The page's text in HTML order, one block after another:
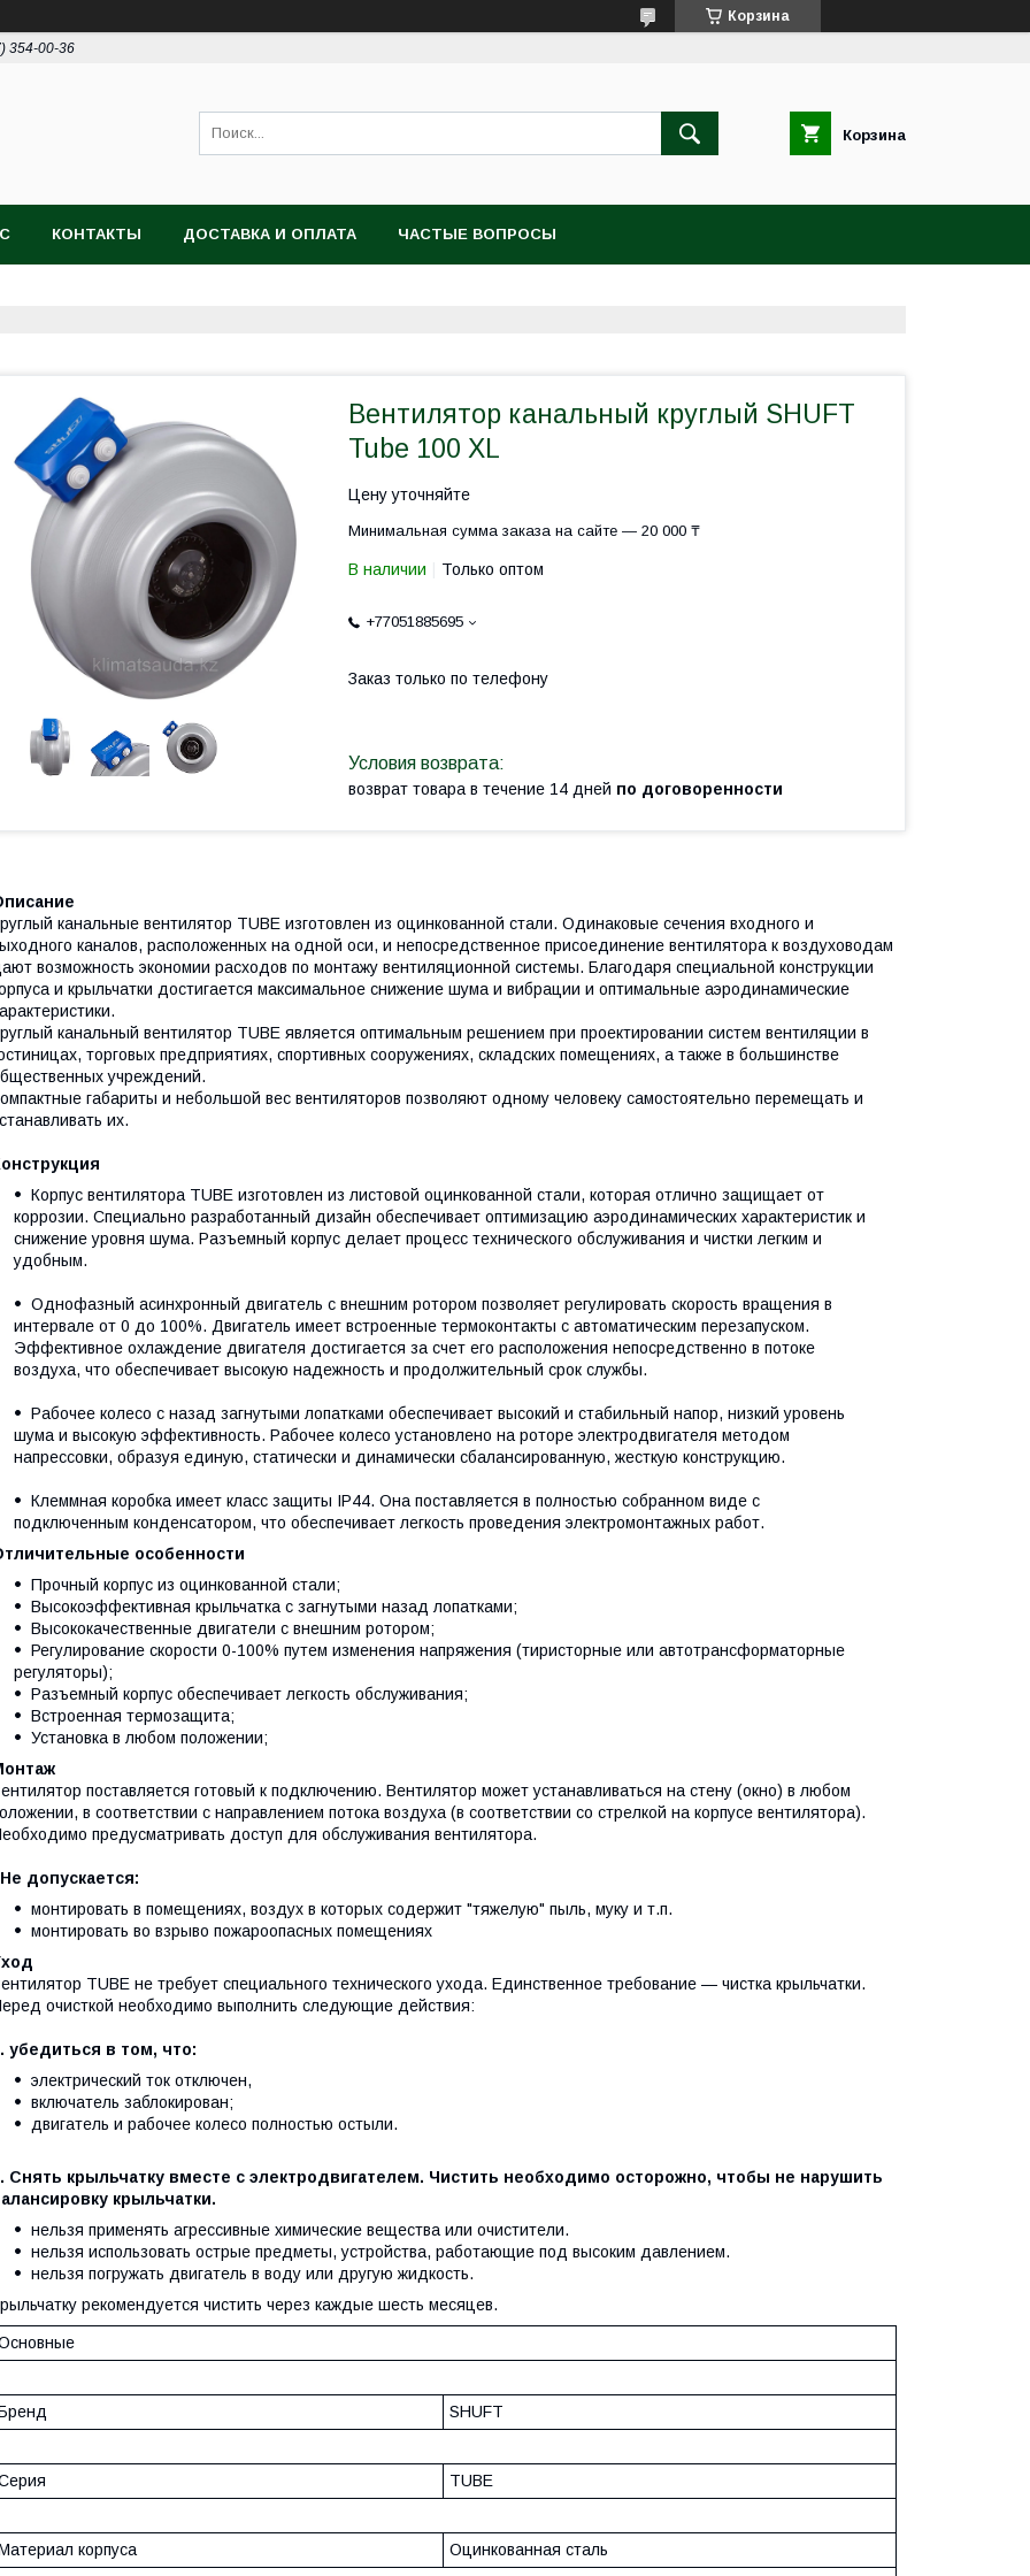
Корзина
354-00-36
Корзина
КОНТАКТЫ ДОСТАВКА И ОПЛАТА ЧАСТЫЕ ВОПРОСЫ
Вентилятор канальный круглый SHUFT
Tube 100 XL
Цену уточняйте
Минимальная сумма заказа на сайте — 20 000 ₸
В наличии Только оптом
+77051885695
Заказ только по телефону
возврат товара в течение 14 дней по договоренности
канальные вентилятор TUBE изготовлен из оцинкованной стали. Одинаковые сечения входного и
каналов, расположенных на одной оси, и непосредственное присоединение вентилятора к воздуховодам
возможность экономии расходов по монтажу вентиляционной системы. Благодаря специальной конструкции
и крыльчатки достигается максимальное снижение шума и вибрации и оптимальные аэродинамические
канальный вентилятор TUBE является оптимальным решением при проектировании систем вентиляции в
торговых предприятиях, спортивных сооружениях, складских помещениях, а также в большинстве
учреждений.
габариты и небольшой вес вентиляторов позволяют одному человеку самостоятельно перемещать и
их.
Корпус вентилятора TUBE изготовлен из листовой оцинкованной стали, которая отлично защищает от
коррозии. Специально разработанный дизайн обеспечивает оптимизацию аэродинамических характеристик и
снижение уровня шума. Разъемный корпус делает процесс технического обслуживания и чистки легким и
удобным.
Однофазный асинхронный двигатель с внешним ротором позволяет регулировать скорость вращения в
интервале от 0 до 100%. Двигатель имеет встроенные термоконтакты с автоматическим перезапуском.
Эффективное охлаждение двигателя достигается за счет его расположения непосредственно в потоке
воздуха, что обеспечивает высокую надежность и продолжительный срок службы.
Рабочее колесо с назад загнутыми лопатками обеспечивает высокий и стабильный напор, низкий уровень
шума и высокую эффективность. Рабочее колесо установлено на роторе электродвигателя методом
напрессовки, образуя единую, статически и динамически сбалансированную, жесткую конструкцию.
Клеммная коробка имеет класс защиты IP44. Она поставляется в полностью собранном виде с
подключенным конденсатором, что обеспечивает легкость проведения электромонтажных работ.
особенности
Прочный корпус из оцинкованной стали;
Высокоэффективная крыльчатка с загнутыми назад лопатками;
Высококачественные двигатели с внешним ротором;
Регулирование скорости 0-100% путем изменения напряжения (тиристорные или автотрансформаторные
регуляторы);
Разъемный корпус обеспечивает легкость обслуживания;
Встроенная термозащита;
Установка в любом положении;
поставляется готовый к подключению. Вентилятор может устанавливаться на стену (окно) в любом
в соответствии с направлением потока воздуха (в соответствии со стрелкой на корпусе вентилятора).
предусматривать доступ для обслуживания вентилятора.
допускается:
монтировать в помещениях, воздух в которых содержит "тяжелую" пыль, муку и т.п.
монтировать во взрыво пожароопасных помещениях
TUBE не требует специального технического ухода. Единственное требование — чистка крыльчатки.
очисткой необходимо выполнить следующие действия:
убедиться в том, что:
электрический ток отключен,
включатель заблокирован;
двигатель и рабочее колесо полностью остыли.
Снять крыльчатку вместе с электродвигателем. Чистить необходимо осторожно, чтобы не нарушить
крыльчатки.
нельзя применять агрессивные химические вещества или очистители.
нельзя использовать острые предметы, устройства, работающие под высоким давлением.
нельзя погружать двигатель в воду или другую жидкость.
рекомендуется чистить через каждые шесть месяцев.
SHUFT
TUBE
корпуса Оцинкованная сталь